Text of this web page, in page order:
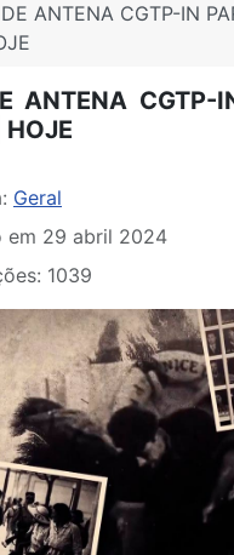
ANTENA CGTP-IN
ANTENA CGTP-
Geral
em 29 abril 2024
1039